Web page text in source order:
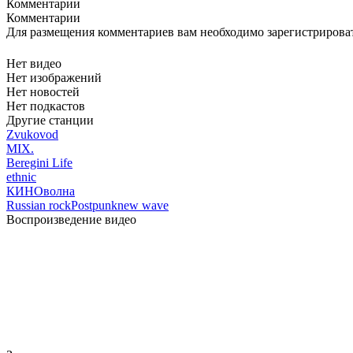
Комментарии
Комментарии
Для размещения комментариев вам необходимо
Нет видео
Нет изображений
Нет новостей
Нет подкастов
Другие станции
Zvukovod
MIX.
Beregini Life
ethnic
КИНОволна
Russian rockPostpunknew wave
Воспроизведение видео